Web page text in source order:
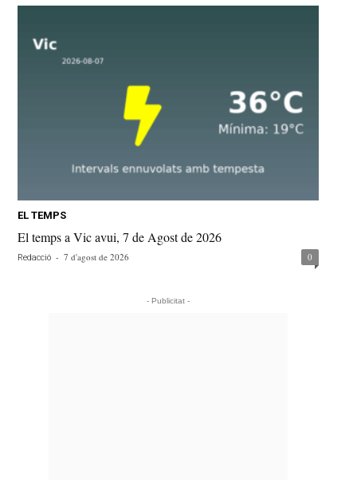
EL TEMPS
El temps a Vic avui, 7 de Agost de 2026
Redacció - 7 d'agost de 2026 0
- Publicitat -